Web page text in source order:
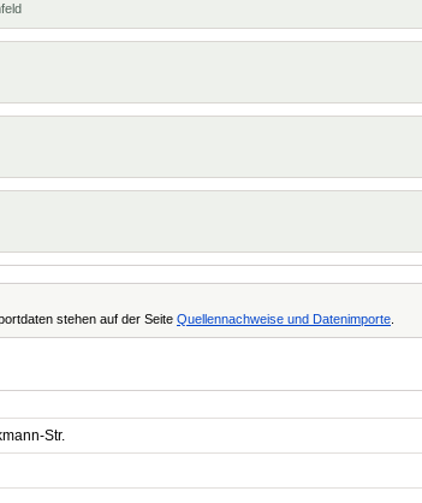
stehen auf der Seite Quellennachweise und Datenimporte
Str.